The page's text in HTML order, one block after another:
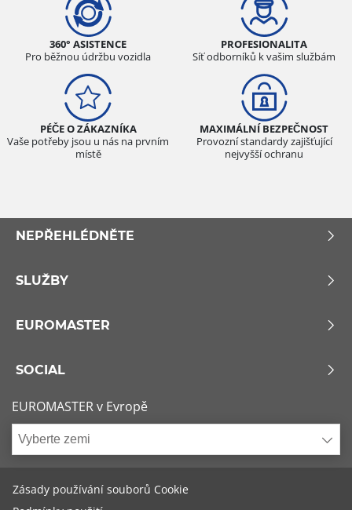
360° ASISTENCE
Pro běžnou údržbu vozidla
PROFESIONALITA
Síť odborníků k vašim službám
PÉČE O ZÁKAZNÍKA
Vaše potřeby jsou u nás na prvním
místě
MAXIMÁLNÍ BEZPEČNOST
Provozní standardy zajišťující
nejvyšší ochranu
NEPŘEHLÉDNĚTE
SLUŽBY
EUROMASTER
SOCIAL
EUROMASTER v Evropě
Vyberte zemi
Zásady používání souborů Cookie